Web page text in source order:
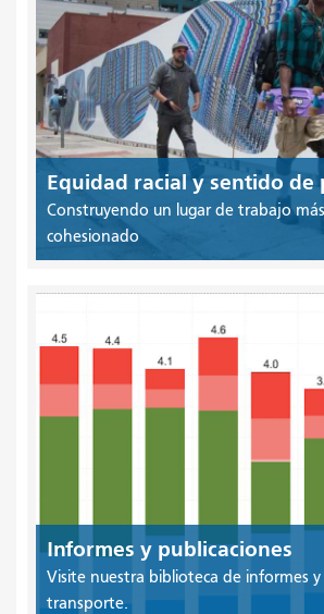
Equidad racial y sentido de
Construyendo un lugar de trabajo
cohesionado
Informes y publicaciones
Visite nuestra biblioteca de informes
transporte.